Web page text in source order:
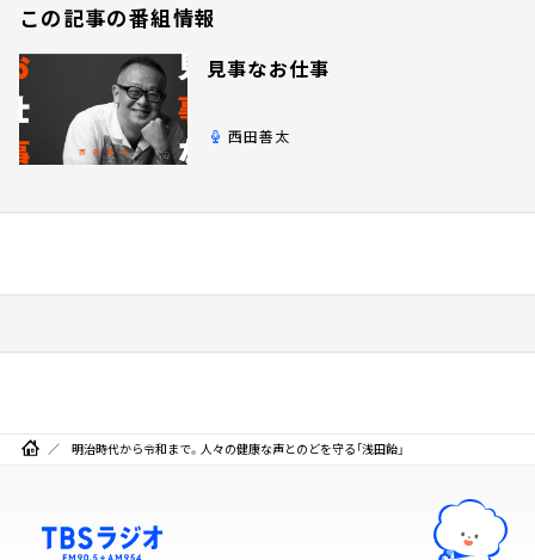
この記事の番組情報
見事なお仕事
西田善太
明治時代から令和まで。人々の健康な声とのどを守る「浅田飴」